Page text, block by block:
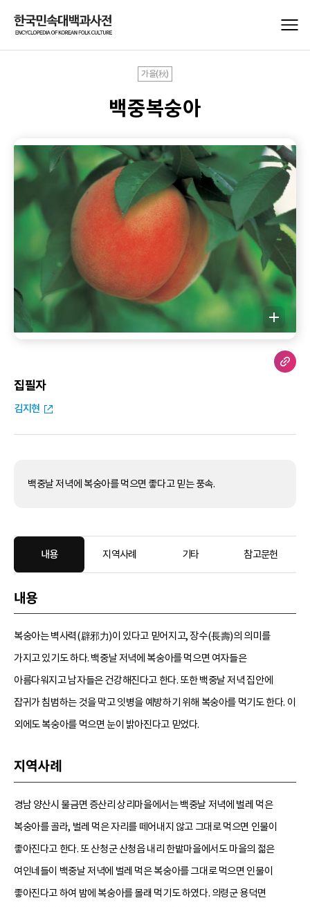
가을(秋)
백중복숭아
집필자
김지현
백중날 저녁에 복숭아를 먹으면 좋다고 믿는 풍속.
내용 지역사례 기타 참고문헌
내용
복숭아는 벽사력(辟邪力)이 있다고 믿어지고, 장수(長壽)의 의미를
가지고 있기도 하다. 백중날 저녁에 복숭아를 먹으면 여자들은
아름다워지고 남자들은 건강해진다고 한다. 또한 백중날 저녁 집안에
잡귀가 침범하는 것을 막고 잇병을 예방하기 위해 복숭아를 먹기도 한다. 이
외에도 복숭아를 먹으면 눈이 밝아진다고 믿었다.
지역사례
경남 양산시 물금면 증산리 상리마을에서는 백중날 저녁에 벌레 먹은
복숭아를 골라, 벌레 먹은 자리를 떼어내지 않고 그대로 먹으면 인물이
좋아진다고 한다. 또 산청군 산청읍 내리 한밭마을에서도 마을의 젊은
여인네들이 백중날 저녁에 벌레 먹은 복숭아를 그대로 먹으면 인물이
좋아진다고 하여 밤에 복숭아를 몰래 먹기도 하였다. 의령군 용덕면